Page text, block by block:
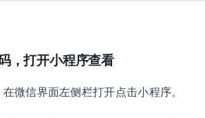
，打开小程序查看
微信界面左侧栏打开点击小程序。